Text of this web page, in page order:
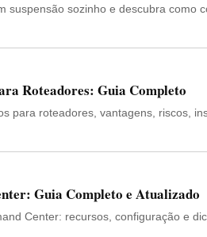
suspensão sozinho e descubra como
Roteadores: Guia Completo
para roteadores, vantagens, riscos,
Guia Completo e Atualizado
Center: recursos, configuração e